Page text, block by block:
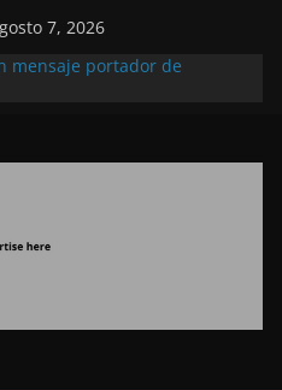
7, 2026
mensaje portador de
de los grandes proyectos de
una visión estratégica